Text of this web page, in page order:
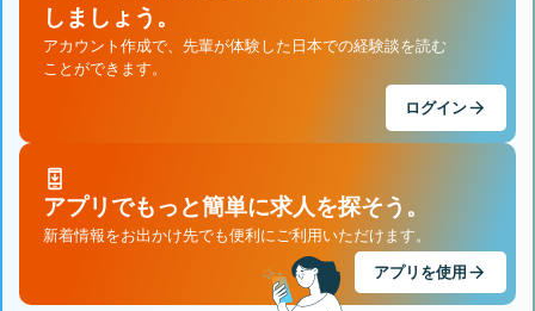
しましょう。
アカウント作成で、先輩が体験した日本での経験談を読む
ことができます。
ログイン
アプリでもっと簡単に求人を探そう。
新着情報をお出かけ先でも便利にご利用いただけます。
アプリを使用